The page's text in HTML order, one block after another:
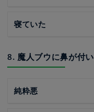
寝ていた
8. 魔人ブウに鼻が付
純粋悪